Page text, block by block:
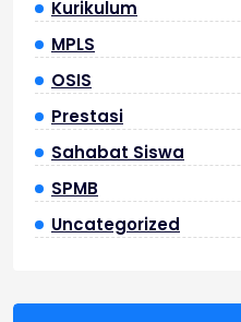
Kurikulum
MPLS
OSIS
Prestasi
Sahabat Siswa
SPMB
Uncategorized